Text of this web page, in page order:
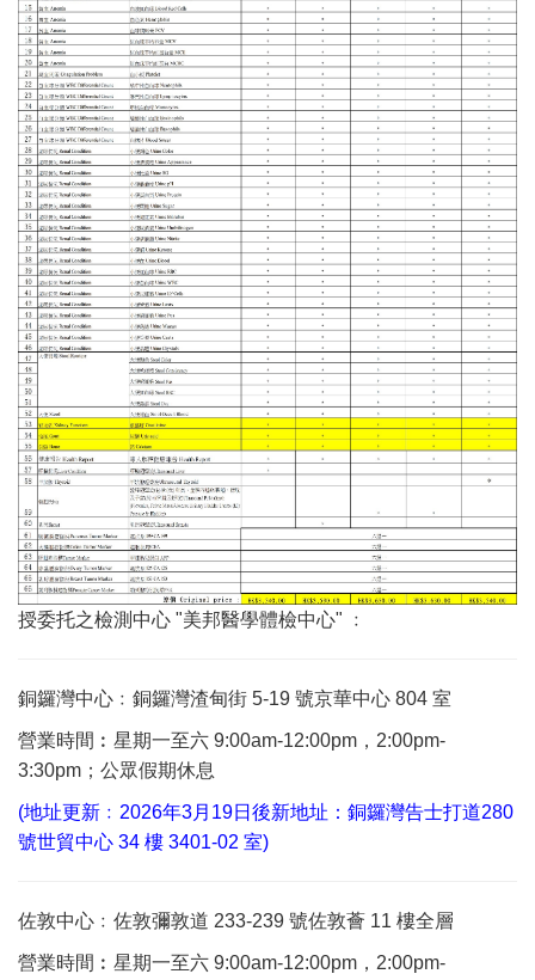
授委托之檢測中心 "美邦醫學體檢中心" ﹕
銅鑼灣中心﹕銅鑼灣渣甸街 5-19 號京華中心 804 室
營業時間︰星期一至六 9:00am-12:00pm，2:00pm-
3:30pm；公眾假期休息
(地址更新﹕2026年3月19日後新地址：銅鑼灣告士打道280
號世貿中心 34 樓 3401-02 室)
佐敦中心﹕佐敦彌敦道 233-239 號佐敦薈 11 樓全層
營業時間︰星期一至六 9:00am-12:00pm，2:00pm-